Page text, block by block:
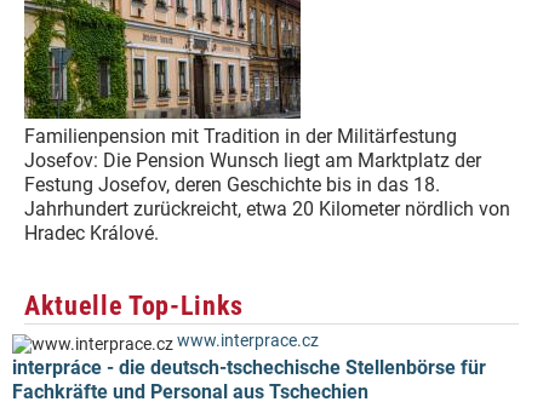
Familienpension mit Tradition in der Militärfestung
Josefov: Die Pension Wunsch liegt am Marktplatz der
Festung Josefov, deren Geschichte bis in das 18.
Jahrhundert zurückreicht, etwa 20 Kilometer nördlich von
Hradec Králové.
Aktuelle Top-Links
www.interprace.cz
interpráce - die deutsch-tschechische Stellenbörse für
Fachkräfte und Personal aus Tschechien